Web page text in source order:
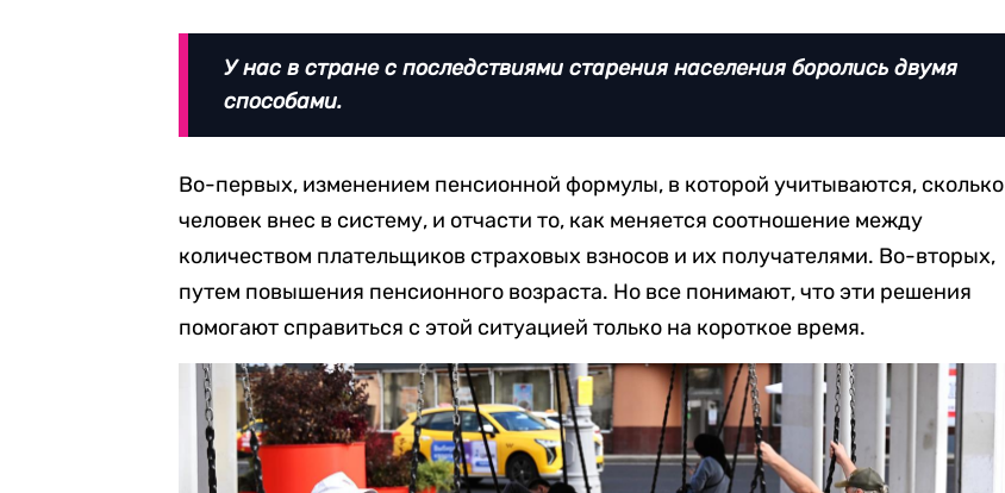
У нас в стране с последствиями старения населения боролись двумя
способами.
Во-первых, изменением пенсионной формулы, в которой учитываются, сколько
человек внес в систему, и отчасти то, как меняется соотношение между
количеством плательщиков страховых взносов и их получателями. Во-вторых,
путем повышения пенсионного возраста. Но все понимают, что эти решения
помогают справиться с этой ситуацией только на короткое время.